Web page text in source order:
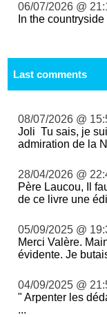
06/07/2026 @
In the countryside
Last comments
08/07/2026 @
Joli Tu sais, je
admiration de la
28/04/2026 @
Père Laucou, Il
de ce livre une
05/09/2025 @
Merci Valère.
évidente. Je
04/09/2025 @
" Arpenter les
...